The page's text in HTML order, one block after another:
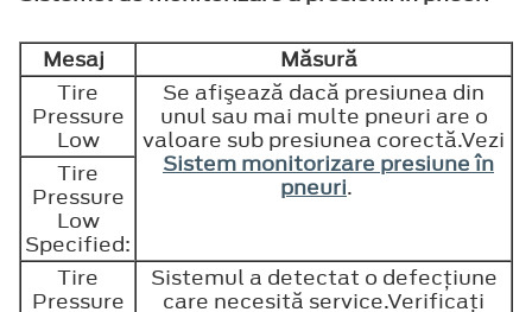
Mesaj
Măsură
Tire
Pressure
Low
Se afişează dacă presiunea din
unul sau mai multe pneuri are o
valoare sub presiunea corectă.Vezi
Sistem monitorizare presiune în
pneuri.
Tire
Pressure
Low
Specified:
Tire
Pressure
Sistemul a detectat o defecţiune
care necesită service.Verificaţi